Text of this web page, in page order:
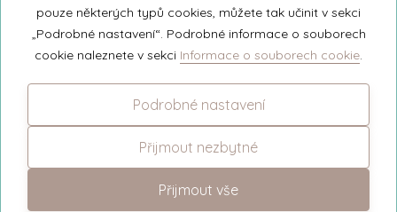
+420 571 651 531
eshop@unipar.cz
Facebook
Instagram
Změnit nastavení cookies
pouze některých typů cookies, můžete tak učinit v sekci
„Podrobné nastavení“. Podrobné informace o souborech
cookie naleznete v sekci Informace o souborech cookie.
Podrobné nastavení
Přijmout nezbytné
Přijmout vše